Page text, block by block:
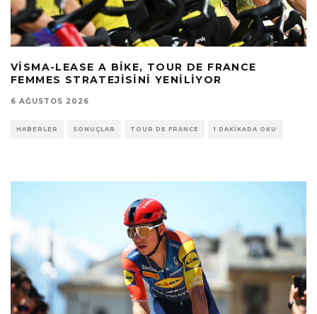
VISMA-LEASE A BIKE, TOUR DE FRANCE
FEMMES STRATEJISINI YENILIYOR
6 AĞUSTOS 2026
HABERLER SONUÇLAR TOUR DE FRANCE 1 DAKIKADA OKU